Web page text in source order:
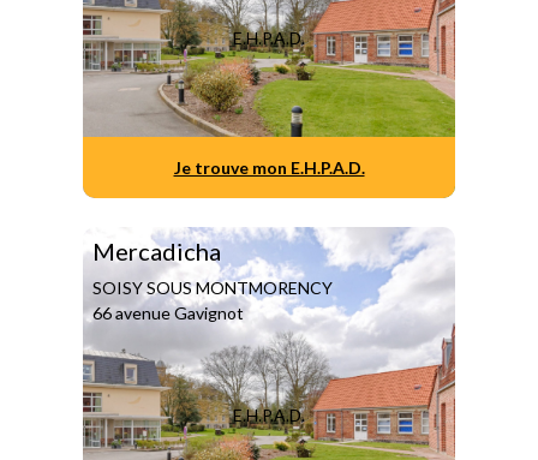
E.H.P.A.D.
Je trouve mon E.H.P.A.D.
Mercadicha
SOISY SOUS MONTMORENCY
66 avenue Gavignot
E.H.P.A.D.